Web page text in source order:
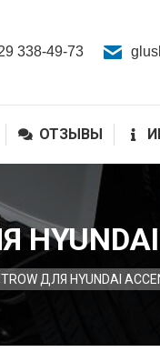
338-49-73
ОТЗЫВЫ
ДЛЯ HYUNDAI